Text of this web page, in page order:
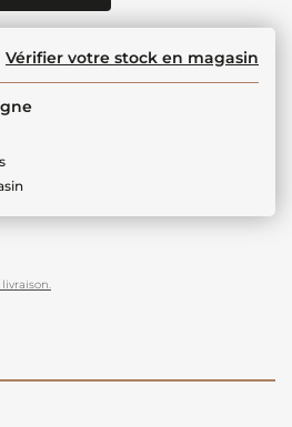
Vérifier votre stock en magasin